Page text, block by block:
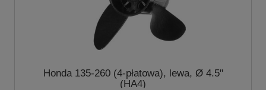
Honda 135-260 (4-płatowa), lewa, Ø 4.5"
(HA4)